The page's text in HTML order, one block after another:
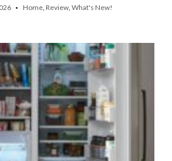
Home, Review, What's New!